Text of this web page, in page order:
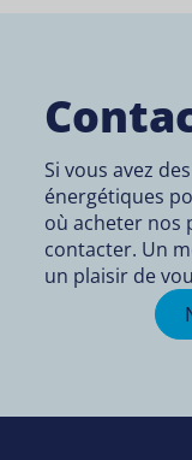
Si vous avez
énergétiques
où acheter nos
contacter. Un
un plaisir de